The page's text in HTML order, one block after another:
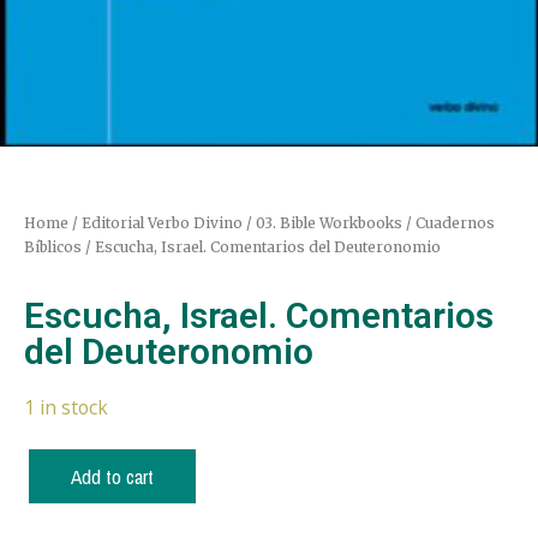
Home / Editorial Verbo Divino / 03. Bible Workbooks / Cuadernos
Bíblicos / Escucha, Israel. Comentarios del Deuteronomio
Escucha, Israel. Comentarios
del Deuteronomio
1 in stock
Add to cart